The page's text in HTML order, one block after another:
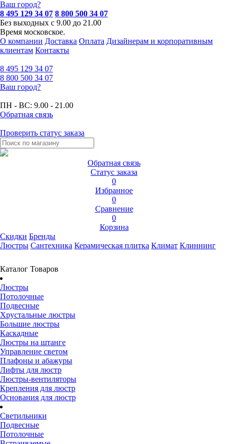
Ваш город?
8 495 129 34 07 8 800 500 34 07
Без выходных с 9.00 до 21.00
Время московское.
О компании Доставка Оплата Дизайнерам и корпоративным
клиентам Контакты
8 495 129 34 07
8 800 500 34 07
Ваш город?
ПН - ВС: 9.00 - 21.00
Обратная связь
Проверить статус заказа
Обратная связь
Статус заказа
0
Избранное
0
Сравнение
0
Корзина
Скидки Бренды
Люстры Сантехника Керамическая плитка Климат Клиннинг
Каталог Товаров
Люстры
Потолочные
Подвесные
Хрустальные люстры
Большие люстры
Каскадные
Люстры на штанге
Управление светом
Плафоны и абажуры
Лифты для люстр
Люстры-вентиляторы
Крепления для люстр
Основания для люстр
Светильники
Подвесные
Потолочные